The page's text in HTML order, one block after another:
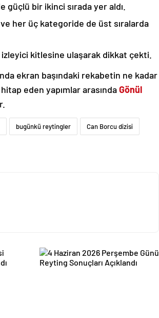
bir ikinci sırada yer aldı.
her üç kategoride de üst sıralarda
izleyici kitlesine ulaşarak dikkat çekti.
ekran başındaki rekabetin ne kadar
eden yapımlar arasındaGönül
bugünkü reytingler Can Borcu dizisi